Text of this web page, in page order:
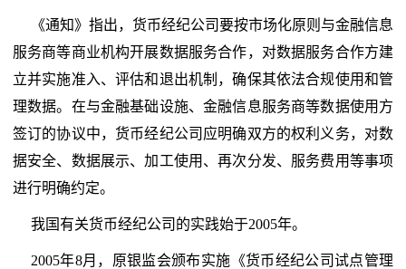
《通知》指出，货币经纪公司要按市场化原则与金融信息
服务商等商业机构开展数据服务合作，对数据服务合作方建
立并实施准入、评估和退出机制，确保其依法合规使用和管
理数据。在与金融基础设施、金融信息服务商等数据使用方
签订的协议中，货币经纪公司应明确双方的权利义务，对数
据安全、数据展示、加工使用、再次分发、服务费用等事项
进行明确约定。
我国有关货币经纪公司的实践始于2005年。
2005年8月，原银监会颁布实施《货币经纪公司试点管理